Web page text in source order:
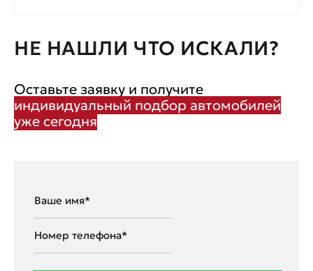
НЕ НАШЛИ ЧТО ИСКАЛИ?
Оставьте заявку и получите
индивидуальный подбор автомобилей
уже сегодня